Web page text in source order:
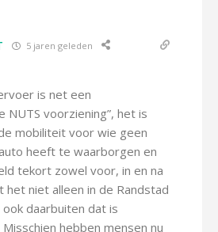
5 jaren geleden
is net een
NUTS voorziening”, het is
mobiliteit voor wie geen
heeft te waarborgen en
tekort zowel voor, in en na
het niet alleen in de Randstad
daarbuiten dat is
hebben mensen nu